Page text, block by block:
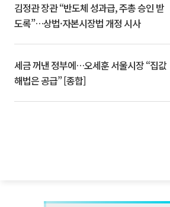
김정관 장관 “반도체 성과급, 주총 승인 받
도록”…상법·자본시장법 개정 시사
세금 꺼낸 정부에…오세훈 서울시장 “집값
해법은 공급” [종합]